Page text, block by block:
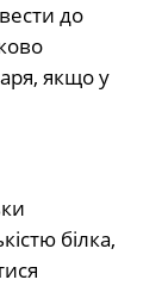
до
якщо у
білка,